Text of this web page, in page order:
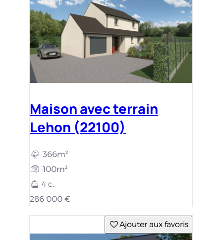
Maison avec terrain
Lehon (22100)
366m²
100m²
4 c.
286 000 €
Ajouter aux favoris